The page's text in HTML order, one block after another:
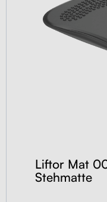
Liftor Mat
Stehmatte